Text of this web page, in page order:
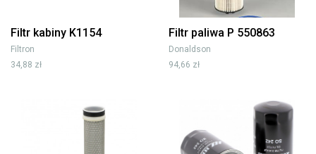
Filtr kabiny K1154
Filtron
34,88 zł
Filtr paliwa P 550863
Donaldson
94,66 zł